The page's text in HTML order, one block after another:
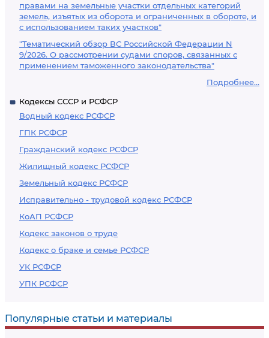
правами на земельные участки отдельных категорий
земель, изъятых из оборота и ограниченных в обороте, и
с использованием таких участков"
"Тематический обзор ВС Российской Федерации N
9/2026. О рассмотрении судами споров, связанных с
применением таможенного законодательства"
Подробнее...
Кодексы СССР и РСФСР
Водный кодекс РСФСР
ГПК РСФСР
Гражданский кодекс РСФСР
Жилищный кодекс РСФСР
Земельный кодекс РСФСР
Исправительно - трудовой кодекс РСФСР
КоАП РСФСР
Кодекс законов о труде
Кодекс о браке и семье РСФСР
УК РСФСР
УПК РСФСР
Популярные статьи и материалы